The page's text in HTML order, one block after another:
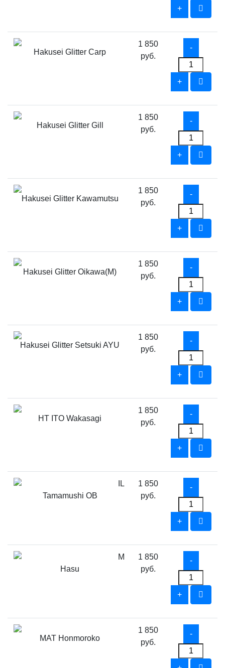
Hakusei Glitter Carp
1 850
руб.
Hakusei Glitter Gill
1 850
руб.
Hakusei Glitter Kawamutsu
1 850
руб.
Hakusei Glitter Oikawa(M)
1 850
руб.
Hakusei Glitter Setsuki AYU
1 850
руб.
HT ITO Wakasagi
1 850
руб.
IL
Tamamushi OB
1 850
руб.
M
Hasu
1 850
руб.
MAT Honmoroko
1 850
руб.